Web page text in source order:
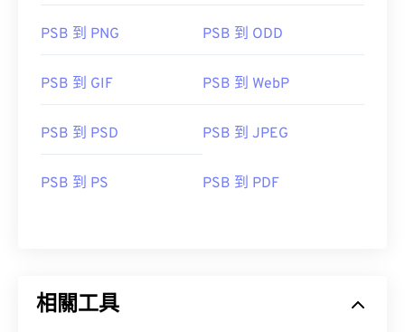
PSB 到 PNG PSB 到 ODD
PSB 到 GIF PSB 到 WebP
PSB 到 PSD PSB 到 JPEG
PSB 到 PS PSB 到 PDF
相關工具